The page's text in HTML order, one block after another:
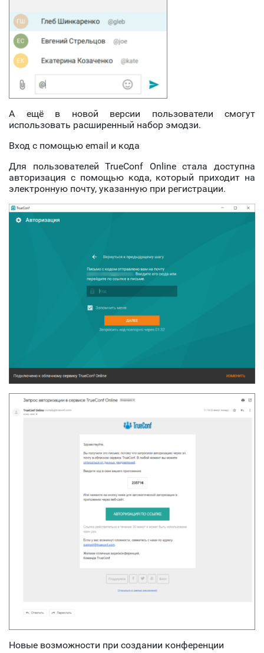
А ещё в новой версии пользователи смогут
использовать расширенный набор эмодзи.
Вход с помощью email и кода
Для пользователей TrueConf Online стала доступна
авторизация с помощью кода, который приходит на
электронную почту, указанную при регистрации.
Новые возможности при создании конференции